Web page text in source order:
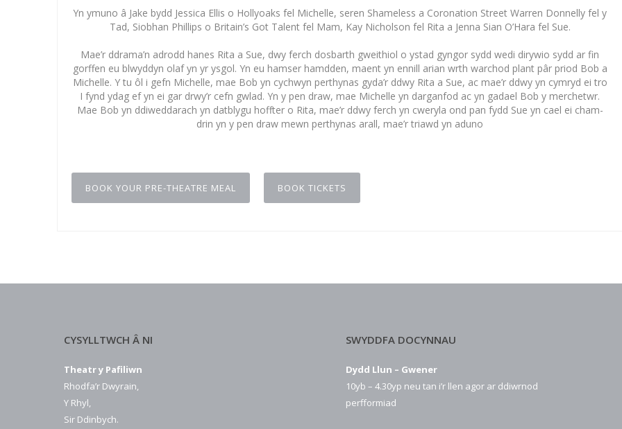
Yn ymuno â Jake bydd Jessica Ellis o Hollyoaks fel Michelle, seren Shameless a Coronation Street Warren Donnelly fel y
Tad, Siobhan Phillips o Britain’s Got Talent fel Mam, Kay Nicholson fel Rita a Jenna Sian O’Hara fel Sue.
Mae’r ddrama’n adrodd hanes Rita a Sue, dwy ferch dosbarth gweithiol o ystad gyngor sydd wedi dirywio sydd ar fin
gorffen eu blwyddyn olaf yn yr ysgol. Yn eu hamser hamdden, maent yn ennill arian wrth warchod plant pâr priod Bob a
Michelle. Y tu ôl i gefn Michelle, mae Bob yn cychwyn perthynas gyda’r ddwy Rita a Sue, ac mae’r ddwy yn cymryd ei tro
I fynd ydag ef yn ei gar drwy’r cefn gwlad. Yn y pen draw, mae Michelle yn darganfod ac yn gadael Bob y merchetwr.
Mae Bob yn ddiweddarach yn datblygu hoffter o Rita, mae’r ddwy ferch yn cweryla ond pan fydd Sue yn cael ei cham-
drin yn y pen draw mewn perthynas arall, mae’r triawd yn aduno
BOOK YOUR PRE-THEATRE MEAL BOOK TICKETS
CYSYLLTWCH Â NI
Theatr y Pafiliwn
Rhodfa’r Dwyrain,
Y Rhyl,
Sir Ddinbych.
SWYDDFA DOCYNNAU
Dydd Llun – Gwener
10yb – 4.30yp neu tan i’r llen agor ar ddiwrnod
perfformiad